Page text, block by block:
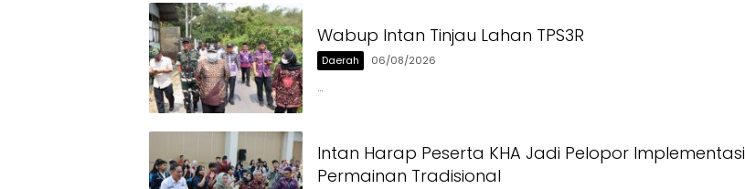
Wabup Intan Tinjau Lahan TPS3R
Daerah 06/08/2026
…
Intan Harap Peserta KHA Jadi Pelopor Implementasi
Permainan Tradisional